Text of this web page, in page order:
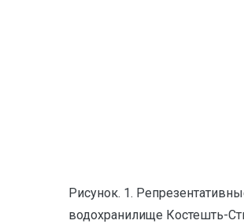
Рисунок. 1.
водохранилище Костешть-